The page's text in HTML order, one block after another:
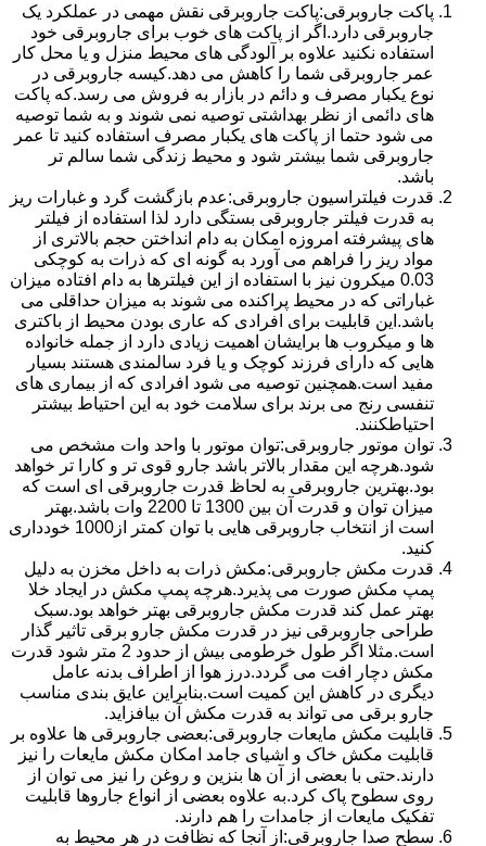
پاکت جاروبرقی:پاکت جاروبرقی نقش مهمی در عملکرد یک
جاروبرقی دارد.اگر از پاکت های خوب برای جاروبرقی خود
استفاده نکنید علاوه بر آلودگی های محیط منزل و یا محل کار
عمر جاروبرقی شما را کاهش می دهد.کیسه جاروبرقی در
نوع یکبار مصرف و دائم در بازار به فروش می رسد.که پاکت
های دائمی از نظر بهداشتی توصیه نمی شوند و به شما توصیه
می شود حتما از پاکت های یکبار مصرف استفاده کنید تا عمر
جاروبرقی شما بیشتر شود و محیط زندگی شما سالم تر
باشد.
قدرت فیلتراسیون جاروبرقی:عدم بازگشت گرد و غبارات ریز
به قدرت فیلتر جاروبرقی بستگی دارد لذا استفاده از فیلتر
های پیشرفته امروزه امکان به دام انداختن حجم بالاتری از
مواد ریز را فراهم می آورد به گونه ای که ذرات به کوچکی
0.03 میکرون نیز با استفاده از این فیلترها به دام افتاده میزان
غباراتی که در محیط پراکنده می شوند به میزان حداقلی می
باشد.این قابلیت برای افرادی که عاری بودن محیط از باکتری
ها و میکروب ها برایشان اهمیت زیادی دارد از جمله خانواده
هایی که دارای فرزند کوچک و یا فرد سالمندی هستند بسیار
مفید است.همچنین توصیه می شود افرادی که از بیماری های
تنفسی رنج می برند برای سلامت خود به این احتیاط بیشتر
احتیاطکنند.
توان موتور جاروبرقی:توان موتور با واحد وات مشخص می
شود.هرچه این مقدار بالاتر باشد جارو قوی تر و کارا تر خواهد
بود.بهترین جاروبرقی به لحاظ قدرت جاروبرقی ای است که
میزان توان و قدرت آن بین 1300 تا 2200 وات باشد.بهتر
است از انتخاب جاروبرقی هایی با توان کمتر از1000 خودداری
کنید.
قدرت مکش جاروبرقی:مکش ذرات به داخل مخزن به دلیل
پمپ مکش صورت می پذیرد.هرچه پمپ مکش در ایجاد خلا
بهتر عمل کند قدرت مکش جاروبرقی بهتر خواهد بود.سبک
طراحی جاروبرقی نیز در قدرت مکش جارو برقی تاثیر گذار
است.مثلا اگر طول خرطومی بیش از حدود 2 متر شود قدرت
مکش دچار افت می گردد.درز هوا از اطراف بدنه عامل
دیگری در کاهش این کمیت است.بنابراین عایق بندی مناسب
جارو برقی می تواند به قدرت مکش آن بیافزاید.
قابلیت مکش مایعات جاروبرقی:بعضی جاروبرقی ها علاوه بر
قابلیت مکش خاک و اشیای جامد امکان مکش مایعات را نیز
دارند.حتی با بعضی از آن ها بنزین و روغن را نیز می توان از
روی سطوح پاک کرد.به علاوه بعضی از انواع جاروها قابلیت
تفکیک مایعات از جامدات را هم دارند.
سطح صدا جاروبرقی:از آنجا که نظافت در هر محیط به